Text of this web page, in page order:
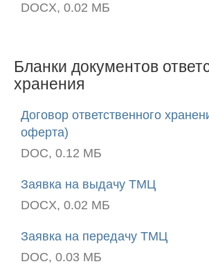
DOCX, 0.02 МБ
Бланки документов
хранения
Договор ответственного
оферта)
DOC, 0.12 МБ
Заявка на выдачу ТМЦ
DOCX, 0.02 МБ
Заявка на передачу ТМЦ
DOC, 0.03 МБ